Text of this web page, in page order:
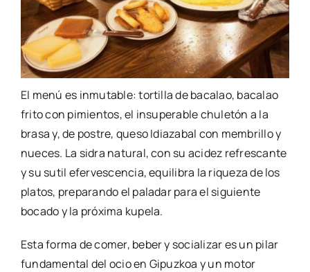
El menú es inmutable: tortilla de bacalao, bacalao
frito con pimientos, el insuperable chuletón a la
brasa y, de postre, queso Idiazabal con membrillo y
nueces. La sidra natural, con su acidez refrescante
y su sutil efervescencia, equilibra la riqueza de los
platos, preparando el paladar para el siguiente
bocado y la próxima kupela.
Esta forma de comer, beber y socializar es un pilar
fundamental del ocio en Gipuzkoa y un motor